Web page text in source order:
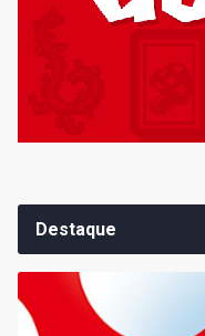
Destaque